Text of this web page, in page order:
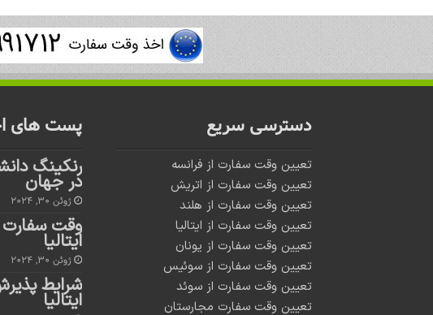
دسترسی سریع
تعیین وقت سفارت از فرانسه
تعیین وقت سفارت از اتریش
تعیین وقت سفارت از هلند
تعیین وقت سفارت از ایتالیا
تعیین وقت سفارت از یونان
تعیین وقت سفارت از سوئیس
تعیین وقت سفارت از سوئد
تعیین وقت سفارت مجارستان
پست های
رنکینگ
در جهان
ژوئن 30, 2024
وقت
ایتالیا
ژوئن 30, 2024
شرایط
ایتالیا